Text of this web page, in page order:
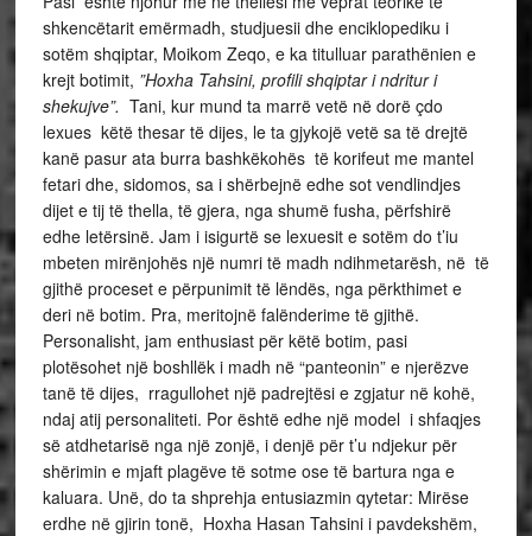
shkencëtarit emërmadh, studjuesii dhe enciklopediku i
sotëm shqiptar, Moikom Zeqo, e ka titulluar parathënien e
krejt botimit, ”Hoxha Tahsini, profili shqiptar i ndritur i
shekujve”. Tani, kur mund ta marrë vetë në dorë çdo
lexues këtë thesar të dijes, le ta gjykojë vetë sa të drejtë
kanë pasur ata burra bashkëkohës të korifeut me mantel
fetari dhe, sidomos, sa i shërbejnë edhe sot vendlindjes
dijet e tij të thella, të gjera, nga shumë fusha, përfshirë
edhe letërsinë. Jam i isigurtë se lexuesit e sotëm do t’iu
mbeten mirënjohës një numri të madh ndihmetarësh, në të
gjithë proceset e përpunimit të lëndës, nga përkthimet e
deri në botim. Pra, meritojnë falënderime të gjithë.
Personalisht, jam enthusiast për këtë botim, pasi
plotësohet një boshllëk i madh në “panteonin” e njerëzve
tanë të dijes, rragullohet një padrejtësi e zgjatur në kohë,
ndaj atij personaliteti. Por është edhe një model i shfaqjes
së atdhetarisë nga një zonjë, i denjë për t’u ndjekur për
shërimin e mjaft plagëve të sotme ose të bartura nga e
kaluara. Unë, do ta shprehja entusiazmin qytetar: Mirëse
erdhe në gjirin tonë, Hoxha Hasan Tahsini i pavdekshëm,